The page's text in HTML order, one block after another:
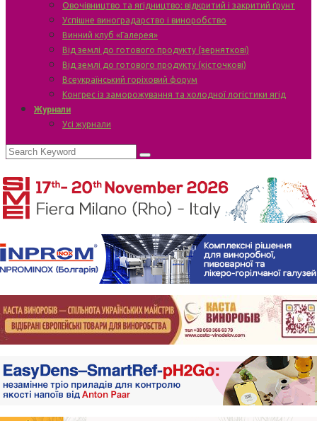
Овочівництво та ягідництво: відкритий і закритий ґрунт
Успішне виноградарство і виноробство
Винний клуб «Галерея»
Від землі до готового продукту (зерняткові)
Від землі до готового продукту (кісточкові)
Всеукраїнський горіховий форум
Конгрес із заморожування та холодної логістики ягід
Журнали
Усі журнали